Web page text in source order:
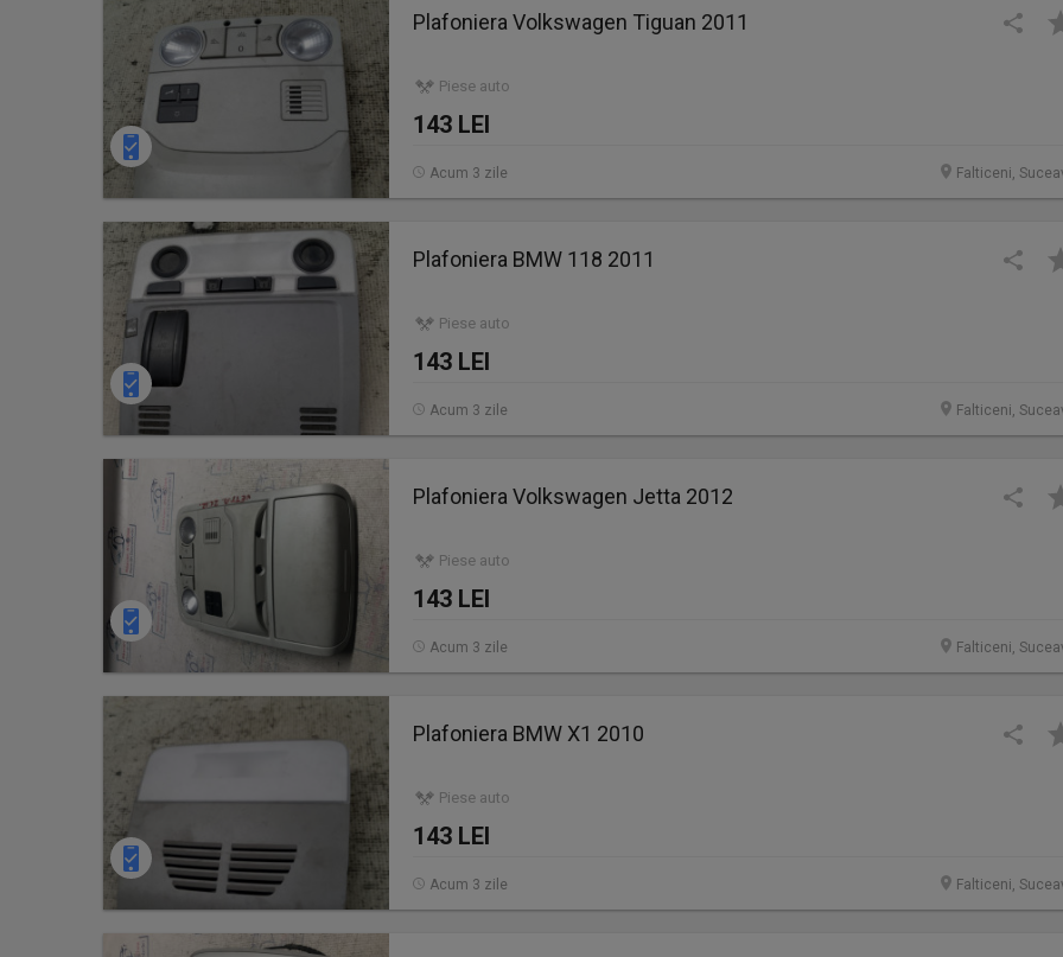
Plafoniera Volkswagen Tiguan 2011
Piese auto
143 LEI
Falticeni,
Acum 3 zile
Plafoniera BMW 118 2011
Piese auto
143 LEI
Falticeni,
Acum 3 zile
Plafoniera Volkswagen Jetta 2012
Piese auto
143 LEI
Falticeni,
Acum 3 zile
Plafoniera BMW X1 2010
Piese auto
143 LEI
Falticeni,
Acum 3 zile